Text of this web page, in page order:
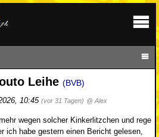
Leihe (BVB)
10:45 (vor 31 Tagen) @ Alex
wegen solcher Kinkerlitzchen und rege
ich habe gestern einen Bericht gelesen,